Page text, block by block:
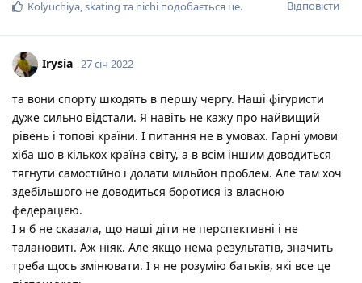
Відповісти
Kolyuchiya,skating та nichi подобається це.
Irysia 27 січ 2022
та вони спорту шкодять в першу чергу. Наші фігуристи
дуже сильно відстали. Я навіть не кажу про найвищий
рівень і топові країни. І питання не в умовах. Гарні умови
хіба шо в кількох країна світу, а в всім іншим доводиться
тягнути самостійно і долати мільйон проблем. Але там хоч
здебільшого не доводиться боротися із власною
федерацією.
І я б не сказала, що наші діти не перспективні і не
талановиті. Аж ніяк. Але якщо нема результатів, значить
треба щось змінювати. І я не розумію батьків, які все це